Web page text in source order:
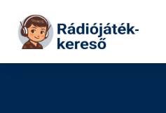
Tovább a tartalomhoz